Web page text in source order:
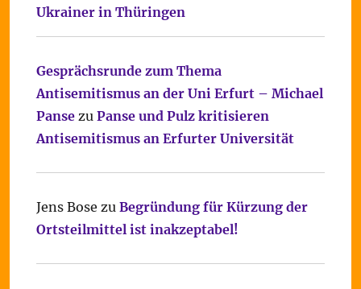
Ukrainer in Thüringen
Gesprächsrunde zum Thema
Antisemitismus an der Uni Erfurt – Michael
Pansezu Panse und Pulz kritisieren
Antisemitismus an Erfurter Universität
Jens Bose zu Begründung für Kürzung der
Ortsteilmittel ist inakzeptabel!